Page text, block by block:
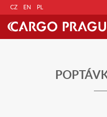
CZ EN PL